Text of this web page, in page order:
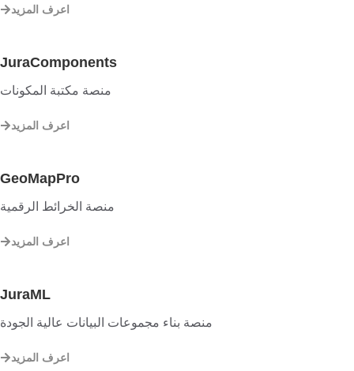
اعرف المزيد
JuraComponents
منصة مكتبة المكونات
اعرف المزيد
GeoMapPro
منصة الخرائط الرقمية
اعرف المزيد
JuraML
منصة بناء مجموعات البيانات عالية الجودة
اعرف المزيد